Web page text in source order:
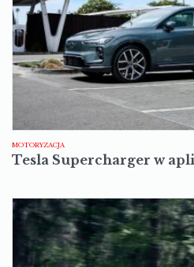
MOTORYZACJA
Tesla Supercharger w